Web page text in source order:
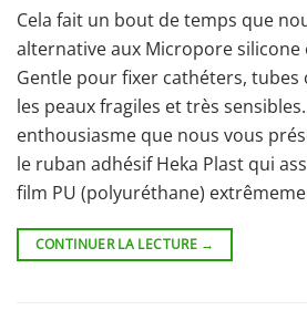
Cela fait un bout de temps que
alternative aux Micropore silicone
Gentle pour fixer cathéters,
les peaux fragiles et très sensibles.
enthousiasme que nous vous
le ruban adhésif Heka Plast qui
film PU (polyuréthane)
CONTINUER LA LECTURE →